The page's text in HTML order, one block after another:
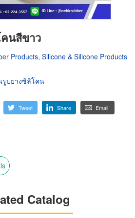
นสีขาว
Products, Silicone & Silicone Products
ปยางซิลิโคน
Tweet Share Email
Catalog